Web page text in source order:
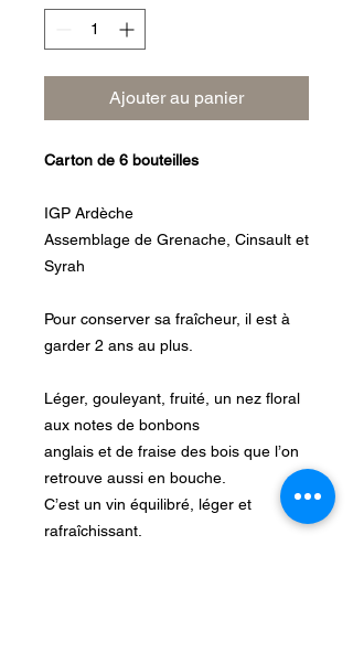
Centilitres
Ajouter au panier
Carton de 6 bouteilles
IGP Ardèche
Assemblage de Grenache, Cinsault et
Syrah
Pour conserver sa fraîcheur, il est à
garder 2 ans au plus.
Léger, gouleyant, fruité, un nez floral
aux notes de bonbons
anglais et de fraise des bois que l’on
retrouve aussi en bouche.
C’est un vin équilibré, léger et
rafraîchissant.